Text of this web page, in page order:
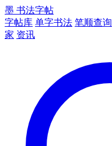
墨 书法字帖
字帖库 单字书法 笔顺查询
家 资讯